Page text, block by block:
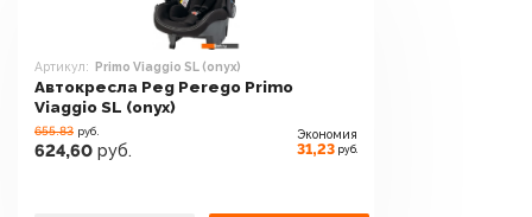
Артикул: Primo Viaggio SL (onyx)
Автокресла Peg Perego Primo
Viaggio SL (onyx)
655.83 руб.
624,60 руб.
Экономия
31,23 руб.